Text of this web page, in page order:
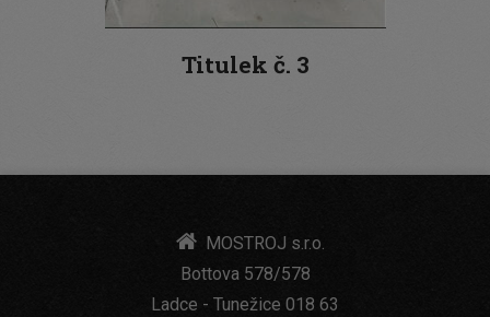
Titulek č. 3
MOSTROJ s.r.o.
Bottova 578/578
Ladce - Tunežice 018 63